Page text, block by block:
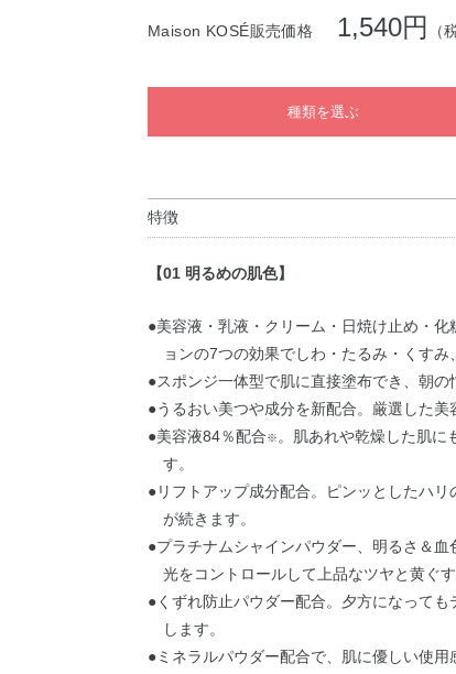
Maison KOSÉ販売価格 1,540円 （
種類を選ぶ
特徴
【01 明るめの肌色】
●美容液・乳液・クリーム・日焼け止め・
ョンの7つの効果でしわ・たるみ・くす
●スポンジ一体型で肌に直接塗布でき、朝
●うるおい美つや成分を新配合。厳選した
●美容液84％配合※ 。肌あれや乾燥した肌に
す。
●リフトアップ成分配合。ピンッとしたハ
が続きます。
●プラチナムシャインパウダー、明るさ＆血
光をコントロールして上品なツヤと黄ぐ
●くずれ防止パウダー配合。夕方になって
します。
●ミネラルパウダー配合で、肌に優しい使用